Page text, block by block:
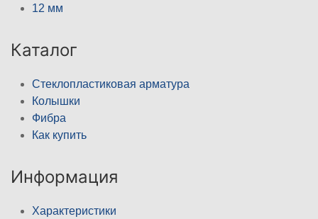
12 мм
Каталог
Стеклопластиковая арматура
Колышки
Фибра
Как купить
Информация
Характеристики